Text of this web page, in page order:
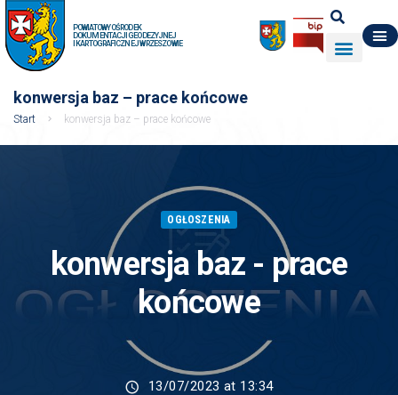
POWIATOWY OŚRODEK
DOKUMENTACJI GEODEZYJNEJ
I KARTOGRAFICZNEJ W RZESZOWIE
konwersja baz – prace końcowe
Start konwersja baz – prace końcowe
OGŁOSZENIA
konwersja baz - prace
końcowe
13/07/2023 at 13:34